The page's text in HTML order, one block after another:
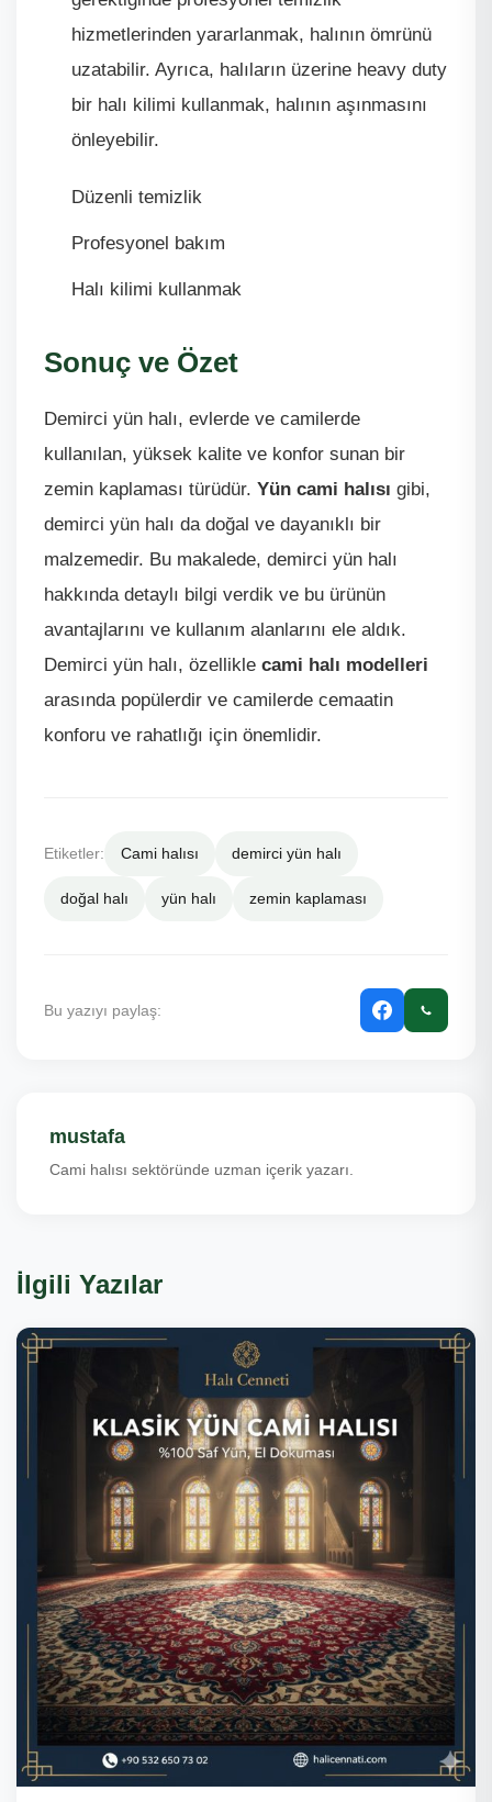
hizmetlerinden yararlanmak, halının ömrünü
uzatabilir. Ayrıca, halıların üzerine heavy duty
bir halı kilimi kullanmak, halının aşınmasını
önleyebilir.
Düzenli temizlik
Profesyonel bakım
Halı kilimi kullanmak
Sonuç ve Özet
Demirci yün halı, evlerde ve camilerde
kullanılan, yüksek kalite ve konfor sunan bir
zemin kaplaması türüdür. Yün cami halısı gibi,
demirci yün halı da doğal ve dayanıklı bir
malzemedir. Bu makalede, demirci yün halı
hakkında detaylı bilgi verdik ve bu ürünün
avantajlarını ve kullanım alanlarını ele aldık.
Demirci yün halı, özellikle cami halı modelleri
arasında popülerdir ve camilerde cemaatin
konforu ve rahatlığı için önemlidir.
Etiketler: Cami halısı demirci yün halı
doğal halı yün halı zemin kaplaması
Bu yazıyı paylaş:
mustafa
Cami halısı sektöründe uzman içerik yazarı.
İlgili Yazılar